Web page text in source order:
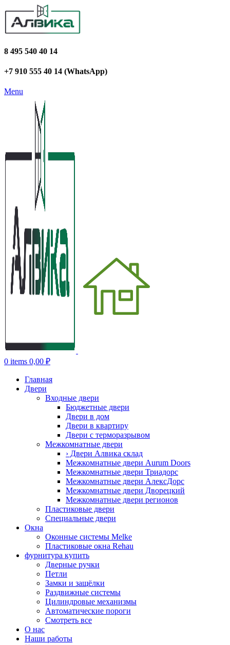
8 495 540 40 14
+7 910 555 40 14 (WhatsApp)
Menu
0 items 0,00 ₽
Главная
Двери
Входные двери
Бюджетные двери
Двери в дом
Двери в квартиру
Двери с терморазрывом
Межкомнатные двери
› Двери Алвика склад
Межкомнатные двери Aurum Doors
Межкомнатные двери Триадорс
Межкомнатные двери АлексДорс
Межкомнатные двери Дворецкий
Межкомнатные двери регионов
Пластиковые двери
Специальные двери
Окна
Оконные системы Melke
Пластиковые окна Rehau
фурнитура купить
Дверные ручки
Петли
Замки и защёлки
Раздвижные системы
Цилиндровые механизмы
Автоматические пороги
Смотреть все
О нас
Наши работы